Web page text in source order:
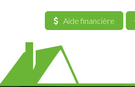
Aide financière